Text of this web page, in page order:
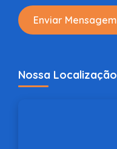
Enviar Mensagem
Nossa Localização